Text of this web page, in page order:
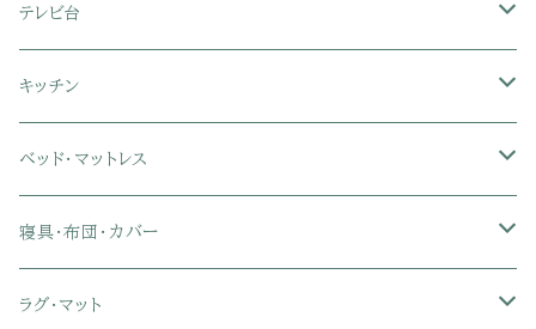
フロアソファ・ローソファ
ソファベッド
カウチソファ・コーナーソファ
リクライニングソファ
スツール・オットマン
リクライニング座椅子
肘付き座椅子
座椅子カバー
ポケットコイル座椅子
本棚・書棚
衣類・タンス・チェスト
ハンガーラック
ラック・シェルフ
スチールラック・メタルラック
ドレッサー・鏡台
ミラー・スタンドミラー
テレビ台
壁面収納・ハイタイプテレビ台
ミドルタイプテレビ台
ロータイプテレビ台
コーナーテレビ台
キッチン
食器棚・キッチンボード
レンジ台
キッチンワゴン
ベッド・マットレス
ローベッド
セミシングル
収納付きベッド
寝具・布団・カバー
掛け布団
ラグ・マット